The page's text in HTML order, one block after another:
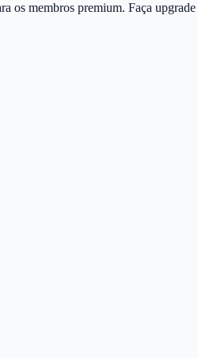
os membros premium. Faça